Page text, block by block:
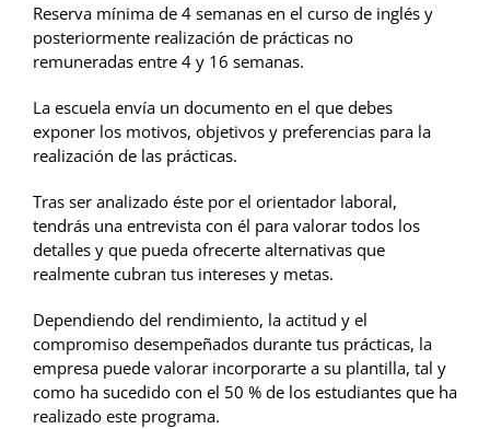
Reserva mínima de 4 semanas en el curso de inglés y
posteriormente realización de prácticas no
remuneradas entre 4 y 16 semanas.
La escuela envía un documento en el que debes
exponer los motivos, objetivos y preferencias para la
realización de las prácticas.
Tras ser analizado éste por el orientador laboral,
tendrás una entrevista con él para valorar todos los
detalles y que pueda ofrecerte alternativas que
realmente cubran tus intereses y metas.
Dependiendo del rendimiento, la actitud y el
compromiso desempeñados durante tus prácticas, la
empresa puede valorar incorporarte a su plantilla, tal y
como ha sucedido con el 50 % de los estudiantes que ha
realizado este programa.